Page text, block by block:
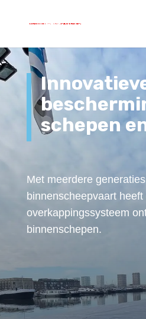
schepen
Met meerdere
binnenscheepvaart
overkappingssysteem
binnenschepen.